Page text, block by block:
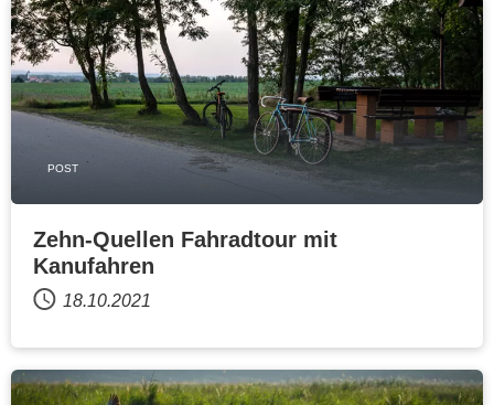
POST
Zehn-Quellen Fahradtour mit
Kanufahren
18.10.2021